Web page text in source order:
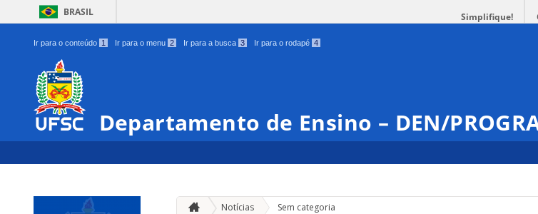
BRASIL Simplifique!
Ir para o conteúdo 1 Ir para o menu 2 Ir para a busca 3 Ir para o rodapé 4
Departamento de Ensino – DEN/
Notícias Sem categoria